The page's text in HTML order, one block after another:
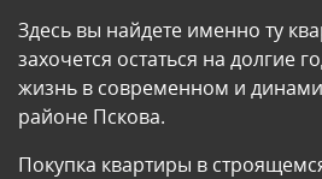
Здесь вы найдете именно ту
захочется остаться на долгие
жизнь в современном и
районе Пскова.
Покупка квартиры в